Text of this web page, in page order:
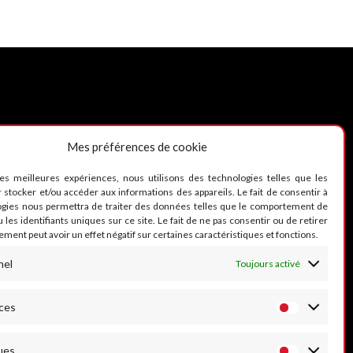
Mes préférences de cookie
meilleures expériences, nous utilisons des technologies telles que les
stocker et/ou accéder aux informations des appareils. Le fait de consentir à
nous permettra de traiter des données telles que le comportement de
les identifiants uniques sur ce site. Le fait de ne pas consentir ou de retirer
peut avoir un effet négatif sur certaines caractéristiques et fonctions.
Toujours activé